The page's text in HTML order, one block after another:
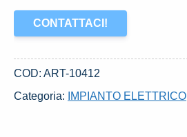
CONTATTACI!
COD: ART-10412
Categoria:
IMPIANTO ELETTRICO